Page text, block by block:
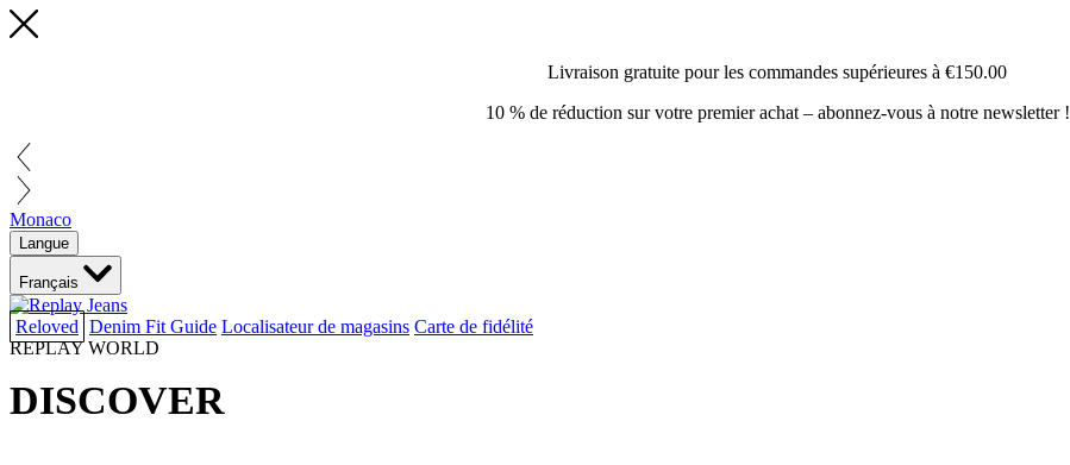
Livraison gratuite pour les commandes supérieures à €150.00
10 % de réduction sur votre premier achat – abonnez-vous à notre newsletter !
Monaco
Langue
Français
Reloved Denim Fit Guide Localisateur de magasins Carte de fidélité
REPLAY WORLD
DISCOVER